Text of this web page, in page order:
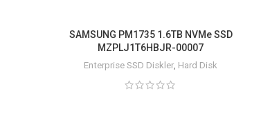
SAMSUNG PM1735 1.6TB NVMe SSD
MZPLJ1T6HBJR-00007
Enterprise SSD Diskler, Hard Disk